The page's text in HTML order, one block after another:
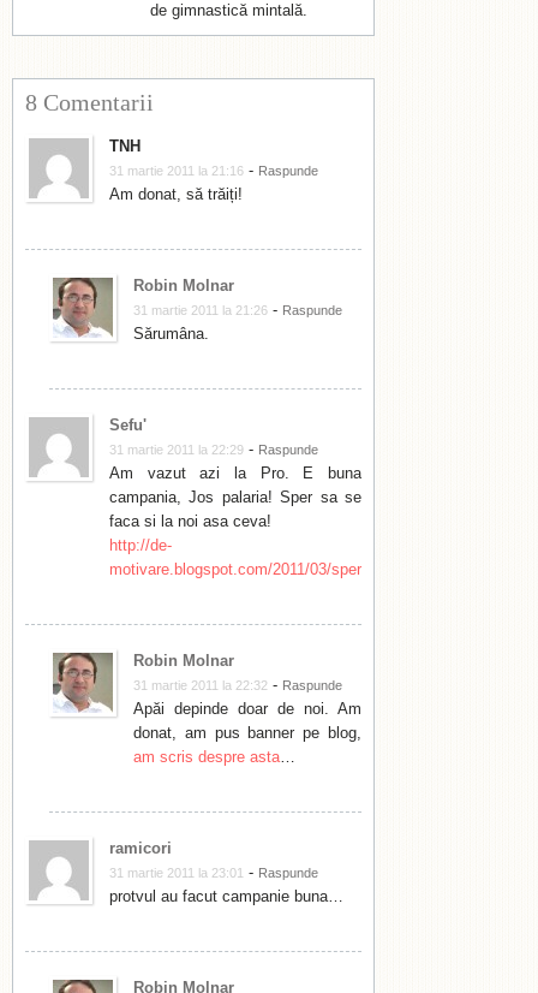
de gimnastică mintală.
8 Comentarii
TNH
31 martie 2011 la 21:16 - Raspunde
Am donat, să trăiți!
Robin Molnar
31 martie 2011 la 21:26 - Raspunde
Sărumâna.
Sefu'
31 martie 2011 la 22:29 - Raspunde
Am vazut azi la Pro. E buna
campania, Jos palaria! Sper sa se
faca si la noi asa ceva!
http://de-
motivare.blogspot.com/2011/03/sper.html
Robin Molnar
31 martie 2011 la 22:32 - Raspunde
Apăi depinde doar de noi. Am
donat, am pus banner pe blog,
am scris despre asta…
ramicori
31 martie 2011 la 23:01 - Raspunde
protvul au facut campanie buna…
Robin Molnar